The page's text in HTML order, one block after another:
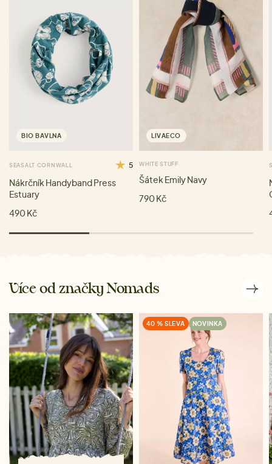
BIO BAVLNA
SEASALT CORNWALL 5
Nákrčník Handyband Press
Estuary
490 Kč
LIVAECO
WHITE STUFF
Šátek Emily Navy
790 Kč
Více od značky Nomads
40 % SLEVA NOVINKA